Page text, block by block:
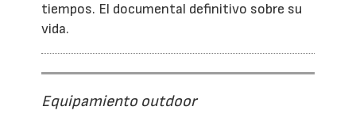
tiempos. El documental definitivo sobre su
vida.
Equipamiento outdoor